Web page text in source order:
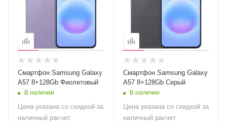
Смартфон Samsung Galaxy
A57 8+128Gb Фиолетовый
В наличии
Цена указана со скидкой за
наличный расчет
Смартфон Samsung Galaxy
A57 8+128Gb Серый
В наличии
Цена указана со скидкой за
наличный расчет